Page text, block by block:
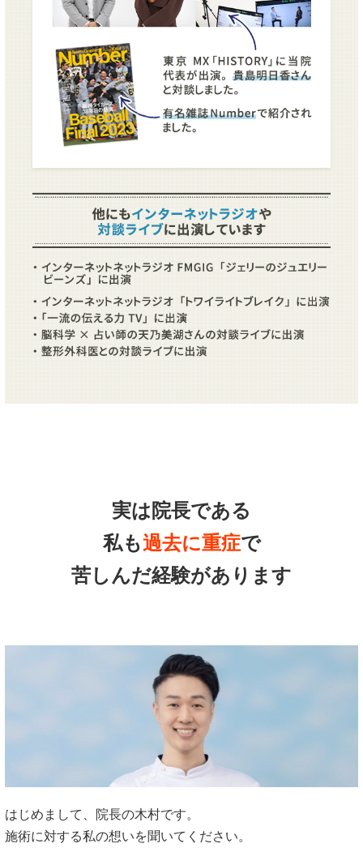
実は院長である
私も過去に重症で
苦しんだ経験があります
はじめまして、院長の木村です。
施術に対する私の想いを聞いてください。